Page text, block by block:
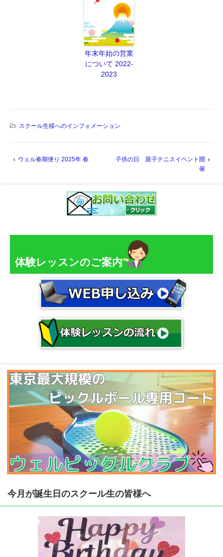
年末年始の営業
について 2022-
2023
スクール生様へのインフォメーション
ウェル春期便り 2025年 春
子供の日 親子テニスイベント開
催
体験レッスンのご案内
今月が誕生日のスクール生の皆様へ